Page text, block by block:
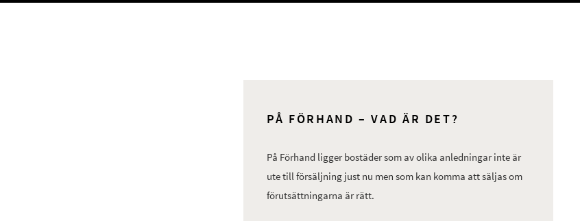
PÅ FÖRHAND – VAD ÄR DET?
På Förhand ligger bostäder som av olika anledningar inte är
ute till försäljning just nu men som kan komma att säljas om
förutsättningarna är rätt.